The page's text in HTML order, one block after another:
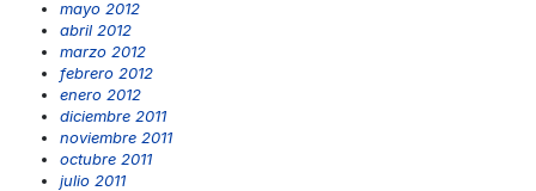
mayo 2012
abril 2012
marzo 2012
febrero 2012
enero 2012
diciembre 2011
noviembre 2011
octubre 2011
julio 2011